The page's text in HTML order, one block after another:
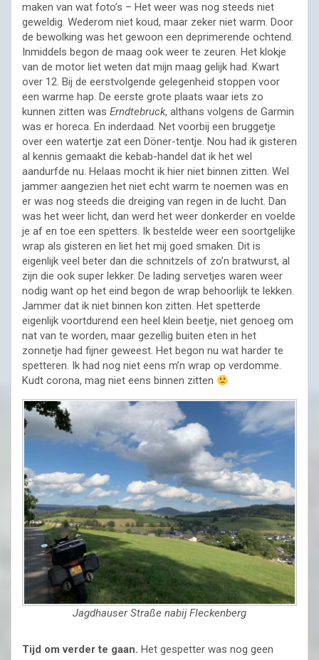
maken van wat foto’s – Het weer was nog steeds niet
geweldig. Wederom niet koud, maar zeker niet warm. Door
de bewolking was het gewoon een deprimerende ochtend.
Inmiddels begon de maag ook weer te zeuren. Het klokje
van de motor liet weten dat mijn maag gelijk had. Kwart
over 12. Bij de eerstvolgende gelegenheid stoppen voor
een warme hap. De eerste grote plaats waar iets zo
kunnen zitten was Erndtebruck, althans volgens de Garmin
was er horeca. En inderdaad. Net voorbij een bruggetje
over een watertje zat een Döner-tentje. Nou had ik gisteren
al kennis gemaakt die kebab-handel dat ik het wel
aandurfde nu. Helaas mocht ik hier niet binnen zitten. Wel
jammer aangezien het niet echt warm te noemen was en
er was nog steeds die dreiging van regen in de lucht. Dan
was het weer licht, dan werd het weer donkerder en voelde
je af en toe een spetters. Ik bestelde weer een soortgelijke
wrap als gisteren en liet het mij goed smaken. Dit is
eigenlijk veel beter dan die schnitzels of zo’n bratwurst, al
zijn die ook super lekker. De lading servetjes waren weer
nodig want op het eind begon de wrap behoorlijk te lekken.
Jammer dat ik niet binnen kon zitten. Het spetterde
eigenlijk voortdurend een heel klein beetje, niet genoeg om
nat van te worden, maar gezellig buiten eten in het
zonnetje had fijner geweest. Het begon nu wat harder te
spetteren. Ik had nog niet eens m’n wrap op verdomme.
Kudt corona, mag niet eens binnen zitten
Jagdhauser Straße nabij Fleckenberg
Tijd om verder te gaan. Het gespetter was nog geen